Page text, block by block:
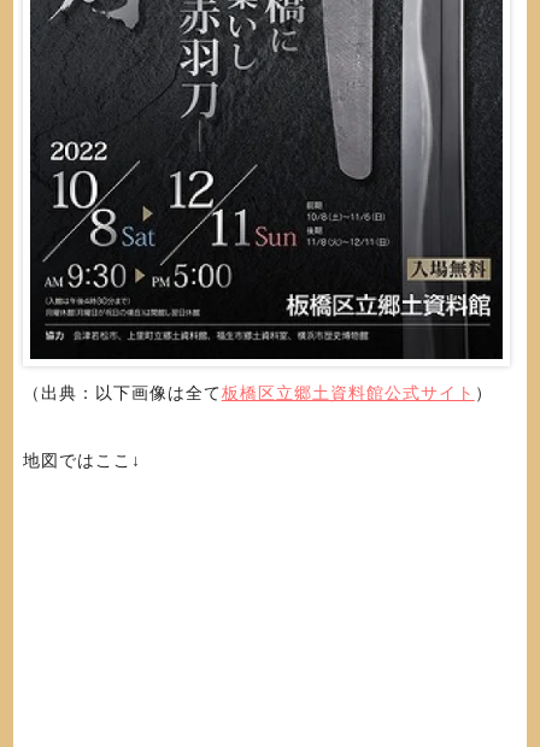
（出典：以下画像は全て板橋区立郷土資料館公式サイト ）
地図ではここ↓